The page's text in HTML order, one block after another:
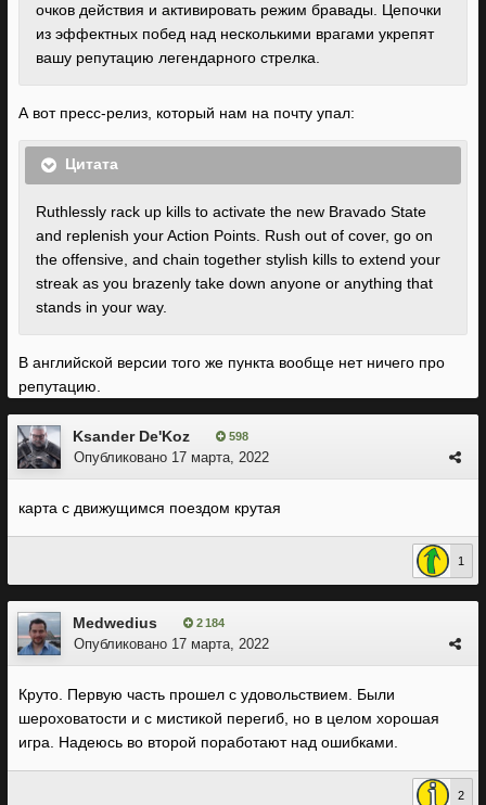
очков действия и активировать режим бравады. Цепочки
из эффектных побед над несколькими врагами укрепят
вашу репутацию легендарного стрелка.
А вот пресс-релиз, который нам на почту упал:
Цитата
Ruthlessly rack up kills to activate the new Bravado State
and replenish your Action Points. Rush out of cover, go on
the offensive, and chain together stylish kills to extend your
streak as you brazenly take down anyone or anything that
stands in your way.
В английской версии того же пункта вообще нет ничего про
репутацию.
Ksander De'Koz 598
Опубликовано 17 марта, 2022
карта с движущимся поездом крутая
1
Medwedius 2 184
Опубликовано 17 марта, 2022
Круто. Первую часть прошел с удовольствием. Были
шероховатости и с мистикой перегиб, но в целом хорошая
игра. Надеюсь во второй поработают над ошибками.
2